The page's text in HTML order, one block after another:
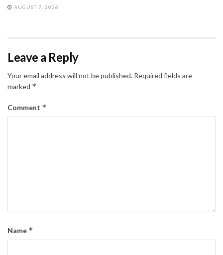
AUGUST 7, 2026
Leave a Reply
Your email address will not be published. Required fields are
marked *
Comment *
Name *